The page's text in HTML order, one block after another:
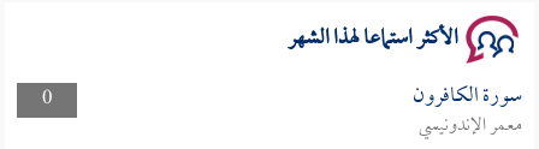
سلسلة محاضرات نفحات رمضانية 1444هـ
الأكثر استماعا لهذا الشهر
0 سورة الكافرون
معمر الإندونيسي